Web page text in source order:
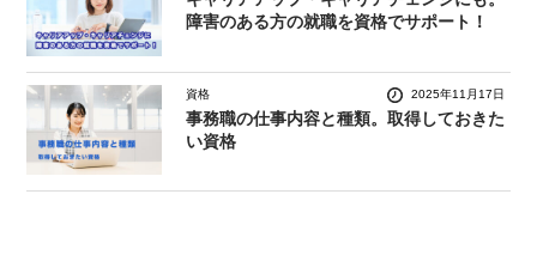
障害のある方の就職を資格でサポート！
資格 2025年11月17日
事務職の仕事内容と種類。取得しておきた
い資格